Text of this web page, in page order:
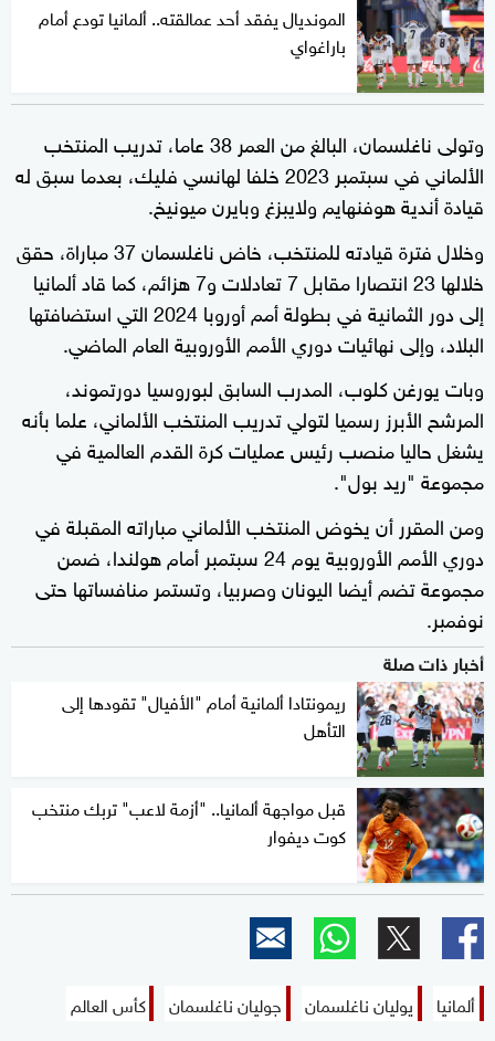
المونديال يفقد أحد عمالقته.. ألمانيا تودع أمام
باراغواي
وتولى ناغلسمان، البالغ من العمر 38 عاما، تدريب المنتخب
الألماني في سبتمبر 2023 خلفا لهانسي فليك، بعدما سبق له
قيادة أندية هوفنهايم ولايبزغ وبايرن ميونيخ.
وخلال فترة قيادته للمنتخب، خاض ناغلسمان 37 مباراة، حقق
خلالها 23 انتصارا مقابل 7 تعادلات و7 هزائم، كما قاد ألمانيا
إلى دور الثمانية في بطولة أمم أوروبا 2024 التي استضافتها
البلاد، وإلى نهائيات دوري الأمم الأوروبية العام الماضي.
وبات يورغن كلوب، المدرب السابق لبوروسيا دورتموند،
المرشح الأبرز رسميا لتولي تدريب المنتخب الألماني، علما بأنه
يشغل حاليا منصب رئيس عمليات كرة القدم العالمية في
مجموعة "ريد بول".
ومن المقرر أن يخوض المنتخب الألماني مباراته المقبلة في
دوري الأمم الأوروبية يوم 24 سبتمبر أمام هولندا، ضمن
مجموعة تضم أيضا اليونان وصربيا، وتستمر منافساتها حتى
نوفمبر.
أخبار ذات صلة
ريمونتادا ألمانية أمام "الأفيال" تقودها إلى
التأهل
قبل مواجهة ألمانيا.. "أزمة لاعب" تربك منتخب
كوت ديفوار
ألمانيا يوليان ناغلسمان جوليان ناغلسمان كأس العالم